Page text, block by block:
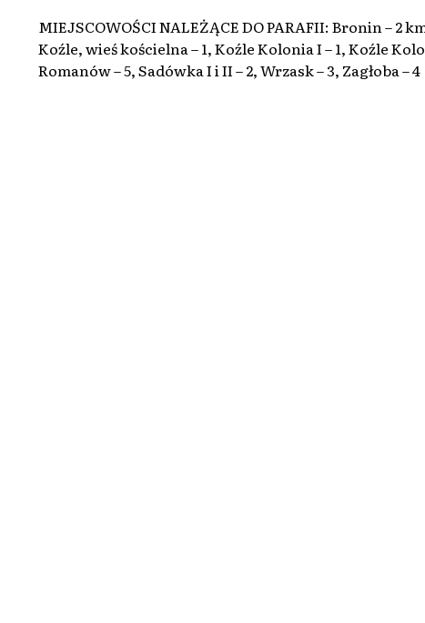
MIEJSCOWOŚCI NALEŻĄCE DO PARAFII: Bronin – 2
Koźle, wieś kościelna – 1, Koźle Kolonia I – 1, Koźle
Romanów – 5, Sadówka I i II – 2, Wrzask – 3, Zagłoba – 4